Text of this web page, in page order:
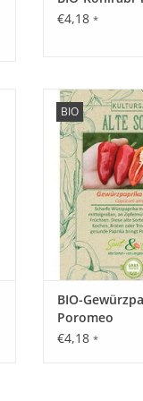
€4,18 *
BIO
Entdecken Sie
historische
fast in
ZUM
BIO-
Poromeo
€4,18 *